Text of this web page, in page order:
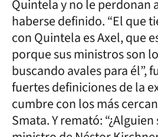
Quintela y no le perdonan
haberse definido. “El que
con Quintela es Axel, que
porque sus ministros son
buscando avales para él”,
fuertes definiciones de la
cumbre con los más
Smata. Y remató: